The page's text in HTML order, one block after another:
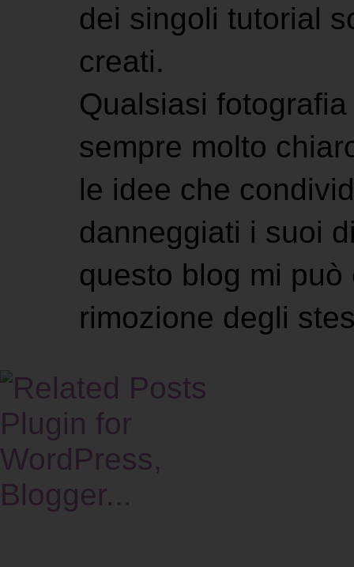
dei singoli tutorial
creati.
Qualsiasi
sempre molto
le idee che
danneggiati i suoi
questo blog mi
rimozione degli